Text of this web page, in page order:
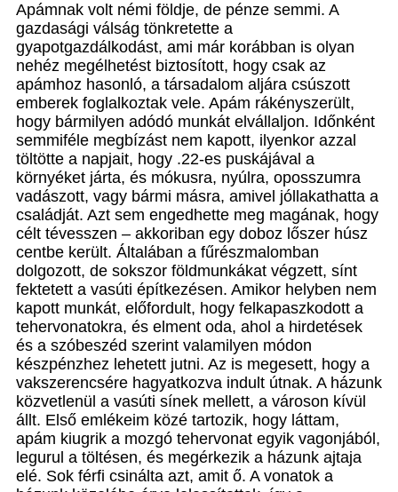
Apámnak volt némi földje, de pénze semmi. A
gazdasági válság tönkretette a
gyapotgazdálkodást, ami már korábban is olyan
nehéz megélhetést biztosított, hogy csak az
apámhoz hasonló, a társadalom aljára csúszott
emberek foglalkoztak vele. Apám rákényszerült,
hogy bármilyen adódó munkát elvállaljon. Időnként
semmiféle megbízást nem kapott, ilyenkor azzal
töltötte a napjait, hogy .22-es puskájával a
környéket járta, és mókusra, nyúlra, oposszumra
vadászott, vagy bármi másra, amivel jóllakathatta a
családját. Azt sem engedhette meg magának, hogy
célt tévesszen – akkoriban egy doboz lőszer húsz
centbe került. Általában a fűrészmalomban
dolgozott, de sokszor földmunkákat végzett, sínt
fektetett a vasúti építkezésen. Amikor helyben nem
kapott munkát, előfordult, hogy felkapaszkodott a
tehervonatokra, és elment oda, ahol a hirdetések
és a szóbeszéd szerint valamilyen módon
készpénzhez lehetett jutni. Az is megesett, hogy a
vakszerencsére hagyatkozva indult útnak. A házunk
közvetlenül a vasúti sínek mellett, a városon kívül
állt. Első emlékeim közé tartozik, hogy láttam,
apám kiugrik a mozgó tehervonat egyik vagonjából,
legurul a töltésen, és megérkezik a házunk ajtaja
elé. Sok férfi csinálta azt, amit ő. A vonatok a